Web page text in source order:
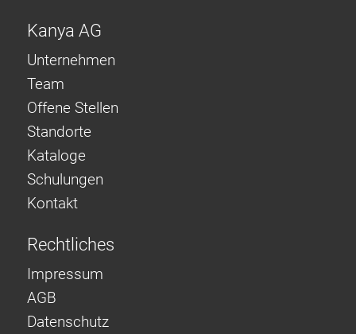
Kanya AG
Unternehmen
Team
Offene Stellen
Standorte
Kataloge
Schulungen
Kontakt
Rechtliches
Impressum
AGB
Datenschutz